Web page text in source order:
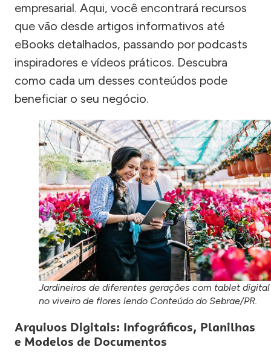
empresarial. Aqui, você encontrará recursos
que vão desde artigos informativos até
eBooks detalhados, passando por podcasts
inspiradores e vídeos práticos. Descubra
como cada um desses conteúdos pode
beneficiar o seu negócio.
Jardineiros de diferentes gerações com tablet digital
no viveiro de flores lendo Conteúdo do Sebrae/PR.
Arquivos Digitais: Infográficos, Planilhas
e Modelos de Documentos